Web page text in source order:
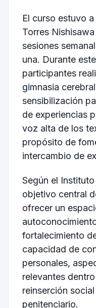
El curso estuvo
Torres
sesiones
una. Durante
participantes
gimnasia
sensibilización
de experiencias
voz alta de los
propósito de
intercambio de
Según el
objetivo central
ofrecer un
fortalecimiento
capacidad de
personales,
relevantes
reinserción
penitenciario.